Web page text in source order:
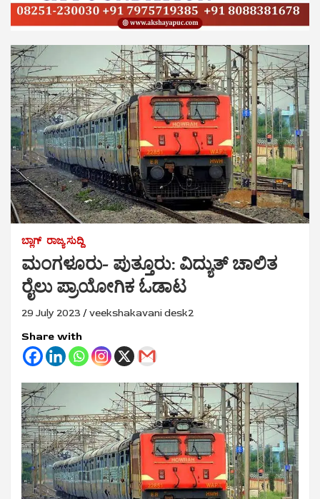
ಬ್ಲಾಗ್ ರಾಜ್ಯ ಸುದ್ದಿ
ಮಂಗಳೂರು- ಪುತ್ತೂರು: ವಿದ್ಯುತ್ ಚಾಲಿತ
ರೈಲು ಪ್ರಾಯೋಗಿಕ ಓಡಾಟ
29 July 2023 veekshakavani desk2
Share with